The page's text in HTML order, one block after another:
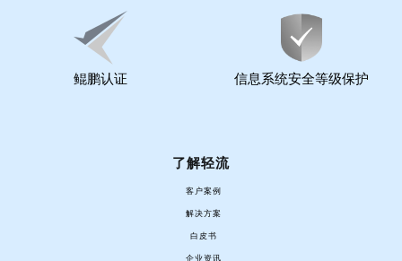
鲲鹏认证 信息系统安全等级保护
了解轻流
客户案例
解决方案
白皮书
企业资讯